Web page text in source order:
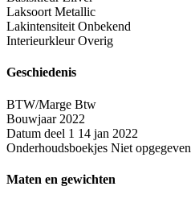
Laksoort Metallic
Lakintensiteit Onbekend
Interieurkleur Overig
Geschiedenis
BTW/Marge Btw
Bouwjaar 2022
Datum deel 1 14 jan 2022
Onderhoudsboekjes Niet opgegeven
Maten en gewichten